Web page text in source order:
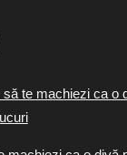
să te machiezi ca o